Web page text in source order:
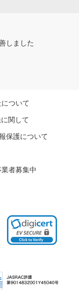
しました
ついて
関して
保護について
者募集中